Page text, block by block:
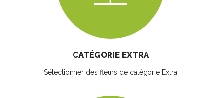
CATÉGORIE EXTRA
Sélectionner des fleurs de catégorie Extra